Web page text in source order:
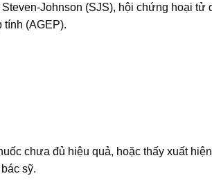
Johnson (SJS), hội chứng hoại tử
tính (AGEP).
chưa đủ hiệu quả, hoặc thấy xuất
sỹ.